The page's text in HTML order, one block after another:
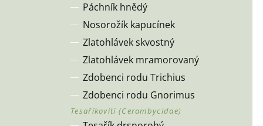
Páchník hnědý
Nosorožík kapucínek
Zlatohlávek skvostný
Zlatohlávek mramorovaný
Zdobenci rodu Trichius
Zdobenci rodu Gnorimus